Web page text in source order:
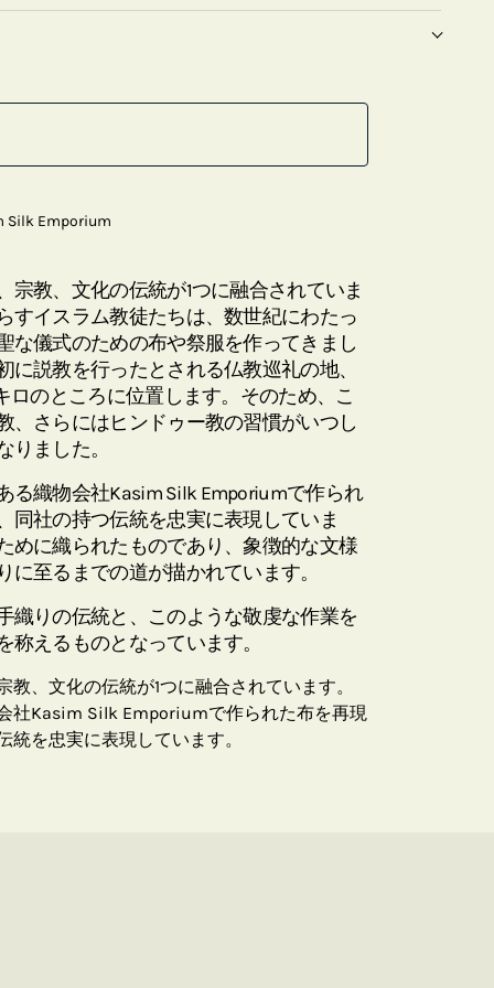
Silk Emporium
宗教、文化の伝統が1つに融合されていま
すイスラム教徒たちは、数世紀にわたっ
な儀式のための布や祭服を作ってきまし
に説教を行ったとされる仏教巡礼の地、
ロのところに位置します。そのため、こ
、さらにはヒンドゥー教の習慣がいつし
りました。
る織物会社Kasim Silk Emporiumで作られ
同社の持つ伝統を忠実に表現していま
めに織られたものであり、象徴的な文様
に至るまでの道が描かれています。
織りの伝統と、このような敬虔な作業を
えるものとなっています。
、文化の伝統が1つに融合されています。
社Kasim Silk Emporiumで作られた布を再現
統を忠実に表現しています。